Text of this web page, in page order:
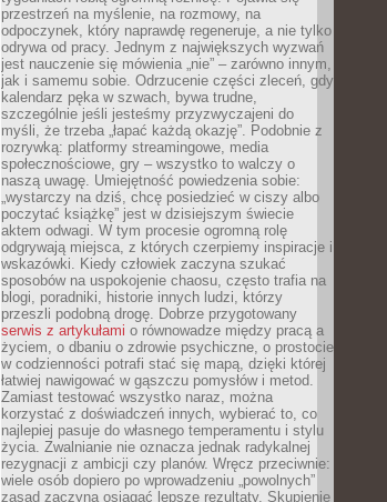
przestrzeń na myślenie, na rozmowy, na
odpoczynek, który naprawdę regeneruje, a nie tylko
odrywa od pracy. Jednym z największych wyzwań
jest nauczenie się mówienia „nie” – zarówno innym,
jak i samemu sobie. Odrzucenie części zleceń, gdy
kalendarz pęka w szwach, bywa trudne,
szczególnie jeśli jesteśmy przyzwyczajeni do
myśli, że trzeba „łapać każdą okazję”. Podobnie z
rozrywką: platformy streamingowe, media
społecznościowe, gry – wszystko to walczy o
naszą uwagę. Umiejętność powiedzenia sobie:
„wystarczy na dziś, chcę posiedzieć w ciszy albo
poczytać książkę” jest w dzisiejszym świecie
aktem odwagi. W tym procesie ogromną rolę
odgrywają miejsca, z których czerpiemy inspiracje i
wskazówki. Kiedy człowiek zaczyna szukać
sposobów na uspokojenie chaosu, często trafia na
blogi, poradniki, historie innych ludzi, którzy
przeszli podobną drogę. Dobrze przygotowany
serwis z artykułami o równowadze między pracą a
życiem, o dbaniu o zdrowie psychiczne, o prostocie
w codzienności potrafi stać się mapą, dzięki której
łatwiej nawigować w gąszczu pomysłów i metod.
Zamiast testować wszystko naraz, można
korzystać z doświadczeń innych, wybierać to, co
najlepiej pasuje do własnego temperamentu i stylu
życia. Zwalnianie nie oznacza jednak radykalnej
rezygnacji z ambicji czy planów. Wręcz przeciwnie:
wiele osób dopiero po wprowadzeniu „powolnych”
zasad zaczyna osiągać lepsze rezultaty. Skupienie